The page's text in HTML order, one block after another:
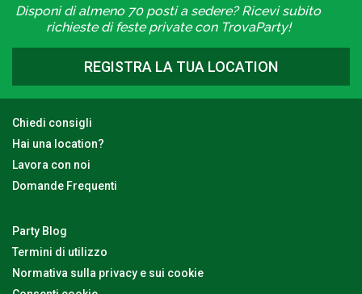
Disponi di almeno 70 posti a sedere? Ricevi subito
richieste di feste private con TrovaParty!
REGISTRA LA TUA LOCATION
Chiedi consigli
Hai una location?
Lavora con noi
Domande Frequenti
Party Blog
Termini di utilizzo
Normativa sulla privacy e sui cookie